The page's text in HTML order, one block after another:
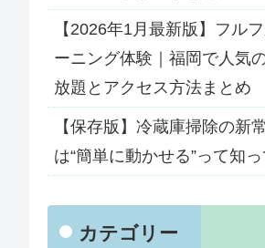
【2026年1月最新版】フル
ーニング体験｜福岡で人気
放題とアクセス方法まとめ
【保存版】冷蔵庫掃除の新
は“簡単に動かせる”って知っ
カテゴリー